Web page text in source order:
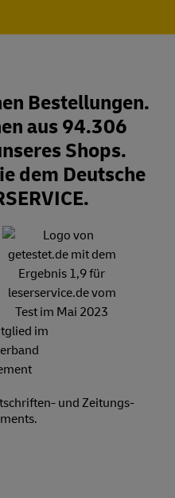
Bestellungen.
aus 94.306
Shops.
dem Deutsche
und Zeitungs-